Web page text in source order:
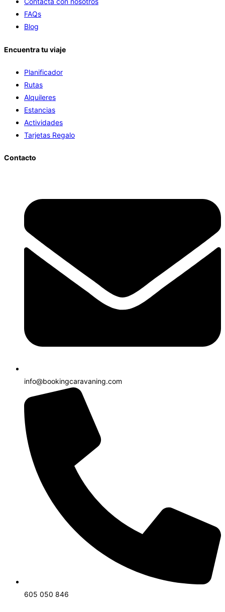
FAQs
Blog
Encuentra tu viaje
Planificador
Rutas
Alquileres
Estancias
Actividades
Tarjetas Regalo
Contacto
info@bookingcaravaning.com
605 050 846